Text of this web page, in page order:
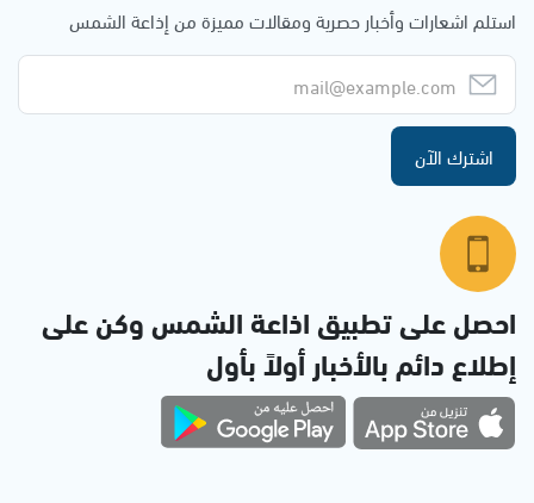
استلم اشعارات وأخبار حصرية ومقالات مميزة من إذاعة الشمس
اشترك الآن
احصل على تطبيق اذاعة الشمس وكن على
إطلاع دائم بالأخبار أولاً بأول